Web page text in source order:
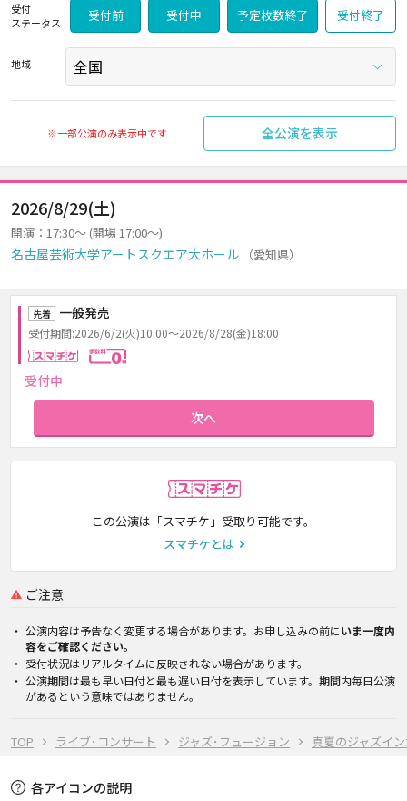
TOP ライブ･コンサート ジャズ･フュージョン 真夏のジャズイ
受付
ステータス
受付前 受付中 予定枚数終了 受付終了
地域
※一部公演のみ表示中です 全公演を表示
2026/8/29(土)
開演：17:30～ (開場 17:00～)
名古屋芸術大学アートスクエア大ホール （愛知県）
先着 一般発売
受付期間:2026/6/2(火)10:00～2026/8/28(金)18:00
スマチケ
受付中
次へ
この公演は「スマチケ」受取り可能です。
スマチケとは
ご注意
公演内容は予告なく変更する場合があります。お申し込みの前にいま一度内
容をご確認ください。
受付状況はリアルタイムに反映されない場合があります。
公演期間は最も早い日付と最も遅い日付を表示しています。期間内毎日公演
があるという意味ではありません。
各アイコンの説明